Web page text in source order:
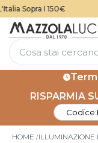
Sopra I 150€
RISPARMIA
Codice:
HOME ILLUMINAZIONE